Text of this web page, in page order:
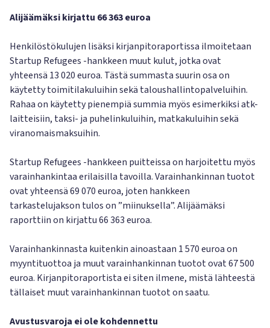
Alijäämäksi kirjattu 66 363 euroa
Henkilöstökulujen lisäksi kirjanpitoraportissa ilmoitetaan
Startup Refugees -hankkeen muut kulut, jotka ovat
yhteensä 13 020 euroa. Tästä summasta suurin osa on
käytetty toimitilakuluihin sekä taloushallintopalveluihin.
Rahaa on käytetty pienempiä summia myös esimerkiksi atk-
laitteisiin, taksi- ja puhelinkuluihin, matkakuluihin sekä
viranomaismaksuihin.
Startup Refugees -hankkeen puitteissa on harjoitettu myös
varainhankintaa erilaisilla tavoilla. Varainhankinnan tuotot
ovat yhteensä 69 070 euroa, joten hankkeen
tarkastelujakson tulos on ”miinuksella”. Alijäämäksi
raporttiin on kirjattu 66 363 euroa.
Varainhankinnasta kuitenkin ainoastaan 1 570 euroa on
myyntituottoa ja muut varainhankinnan tuotot ovat 67 500
euroa. Kirjanpitoraportista ei siten ilmene, mistä lähteestä
tällaiset muut varainhankinnan tuotot on saatu.
Avustusvaroja ei ole kohdennettu